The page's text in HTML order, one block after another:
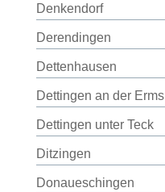
Denkendorf
Derendingen
Dettenhausen
Dettingen an der Erms
Dettingen unter Teck
Ditzingen
Donaueschingen